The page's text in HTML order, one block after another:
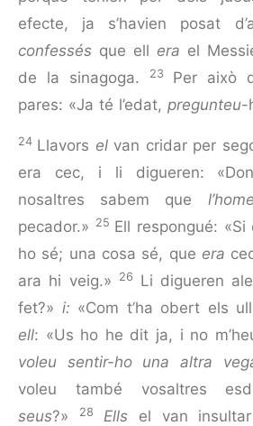
efecte, ja s’havien posat
confessés que ell era el
de la sinagoga.
23 Per això
pares: «Ja té l’edat, pregunteu-
24 Llavors elvan cridar per
era cec, i li digueren:
nosaltres sabem que l’home
pecador.» 25 Ell respongué:
ho sé; una cosa sé, que era
ara hi veig.»
26 Li digueren
fet?» i: «Com t’ha obert els
ell: «Us ho he dit ja, i no
voleu sentir-ho una altra
voleu també vosaltres
seus?» 28 Ells el van